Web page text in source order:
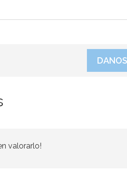
valorarlo!